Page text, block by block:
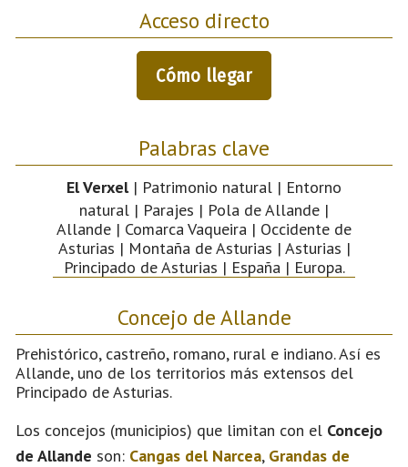
Acceso directo
Cómo llegar
Palabras clave
El Verxel| Patrimonio natural | Entorno
natural | Parajes | Pola de Allande |
Allande | Comarca Vaqueira | Occidente de
Asturias | Montaña de Asturias | Asturias |
Principado de Asturias | España | Europa.
Concejo de Allande
Prehistórico, castreño, romano, rural e indiano. Así es
Allande, uno de los territorios más extensos del
Principado de Asturias.
Los concejos (municipios) que limitan con el Concejo
de Allande son: Cangas del Narcea, Grandas de